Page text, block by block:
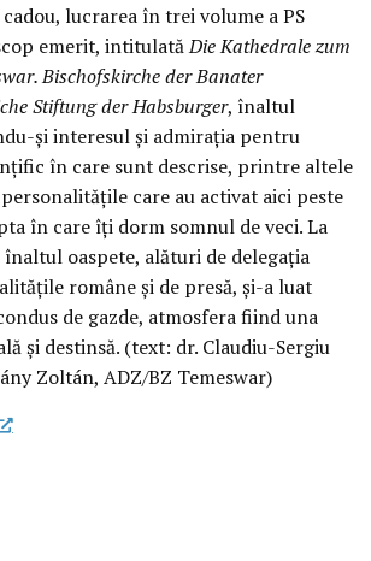
lucrarea în trei volume a PS
emerit, intitulatăDie Kathedrale zum
Bischofskirche der Banater
Stiftung der Habsburger, înaltul
și interesul și admirația pentru
în care sunt descrise, printre altele
care au activat aici peste
în care îți dorm somnul de veci. La
oaspete, alături de delegația
române și de presă, și-a luat
de gazde, atmosfera fiind una
și destinsă. (text: dr. Claudiu-Sergiu
Zoltán, ADZ/BZ Temeswar)